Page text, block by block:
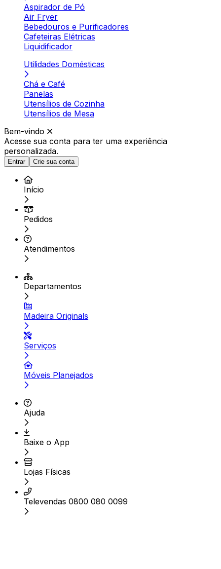
Aspirador de Pó
Air Fryer
Bebedouros e Purificadores
Cafeteiras Elétricas
Liquidificador
Utilidades Domésticas
Chá e Café
Panelas
Utensílios de Cozinha
Utensílios de Mesa
Bem-vindo
Acesse sua conta para ter uma experiência
personalizada.
Entrar Crie sua conta
Início
Pedidos
Atendimentos
Departamentos
Madeira Originals
Serviços
Móveis Planejados
Ajuda
Baixe o App
Lojas Físicas
Televendas 0800 080 0099